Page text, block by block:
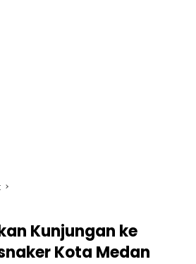
Kunjungan ke
Kota Medan